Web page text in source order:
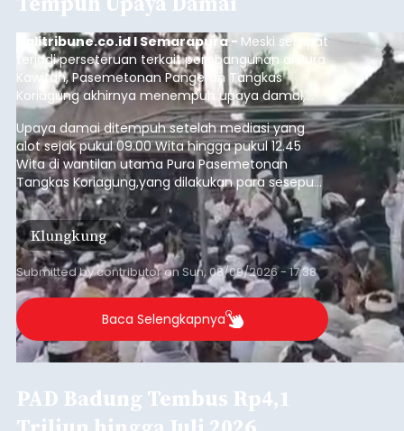
balitribune.co.id I Semarapura - Meski sempat
terjadi perseteruan terkait pembangunan di Pura
Kawitan, Pasemetonan Pangeran Tangkas
Koriagung akhirnya menempuh upaya damai,
pada Minggu (9/8/2026).
Upaya damai ditempuh setelah mediasi yang
alot sejak pukul 09.00 Wita hingga pukul 12.45
Wita di wantilan utama Pura Pasemetonan
Tangkas Koriagung,yang dilakukan para sesepuh
kedua belah pihak yang berseberangan.
Klungkung
Submitted bycontributoronSun, 08/09/2026 - 17:38
Baca Selengkapnya
PAD Badung Tembus Rp4,1